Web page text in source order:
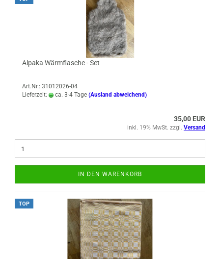
Alpaka Wärmflasche - Set
Art.Nr.: 31012026-04
Lieferzeit:
ca. 3-4 Tage (Ausland abweichend)
35,00 EUR
inkl. 19% MwSt. zzgl. Versand
IN DEN WARENKORB
TOP